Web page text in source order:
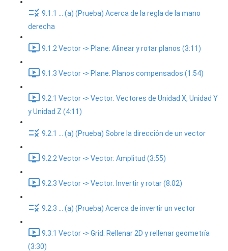
9.1.1 ... (a) (Prueba) Acerca de la regla de la mano
derecha
9.1.2 Vector -> Plane: Alinear y rotar planos (3:11)
9.1.3 Vector -> Plane: Planos compensados (1:54)
9.2.1 Vector -> Vector: Vectores de Unidad X, Unidad Y
y Unidad Z (4:11)
9.2.1 ... (a) (Prueba) Sobre la dirección de un vector
9.2.2 Vector -> Vector: Amplitud (3:55)
9.2.3 Vector -> Vector: Invertir y rotar (8:02)
9.2.3 ... (a) (Prueba) Acerca de invertir un vector
9.3.1 Vector -> Grid: Rellenar 2D y rellenar geometría
(3:30)